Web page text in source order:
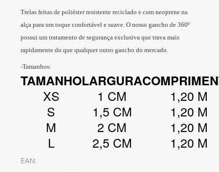
Trelas feitas de poliéster resistente reciclado e com neoprene na
alça para um toque confortável e suave. O nosso gancho de 360º
possui um tratamento de segurança exclusiva que trava mais
rapidamente do que qualquer outro gancho do mercado.
-Tamanhos:
TAMANHOLARGURA
XS
1 CM
1,20 M
S
1,5 CM
1,20 M
M
2 CM
1,20 M
L
2,5 CM 1,20 M
EAN: